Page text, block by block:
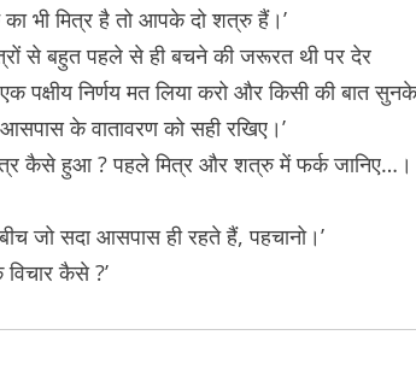
भी मित्र है तो आपके दो शत्रु हैं।’
से बहुत पहले से ही बचने की जरूरत थी पर देर
निर्णय मत लिया करो और किसी की बात सुनके
के वातावरण को सही रखिए।’
कैसे हुआ ? पहले मित्र और शत्रु में फर्क जानिए…।
जो सदा आसपास ही रहते हैं, पहचानो।’
कैसे ?’